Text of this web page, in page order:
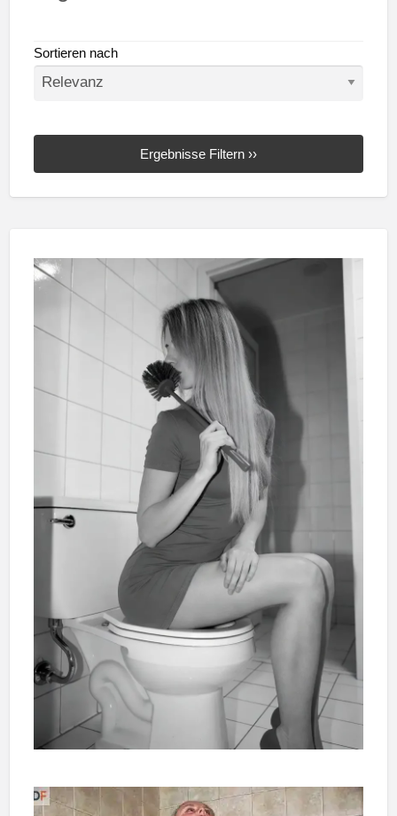
Sortieren nach
Ergebnisse Filtern ››